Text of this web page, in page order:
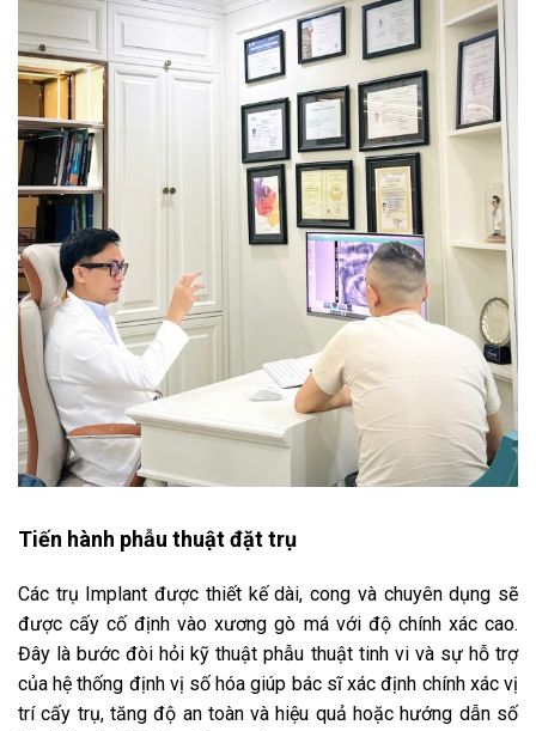
Tiến hành phẫu thuật đặt trụ
Các trụ Implant được thiết kế dài, cong và chuyên dụng sẽ
được cấy cố định vào xương gò má với độ chính xác cao.
Đây là bước đòi hỏi kỹ thuật phẫu thuật tinh vi và sự hỗ trợ
của hệ thống định vị số hóa giúp bác sĩ xác định chính xác vị
trí cấy trụ, tăng độ an toàn và hiệu quả hoặc hướng dẫn số